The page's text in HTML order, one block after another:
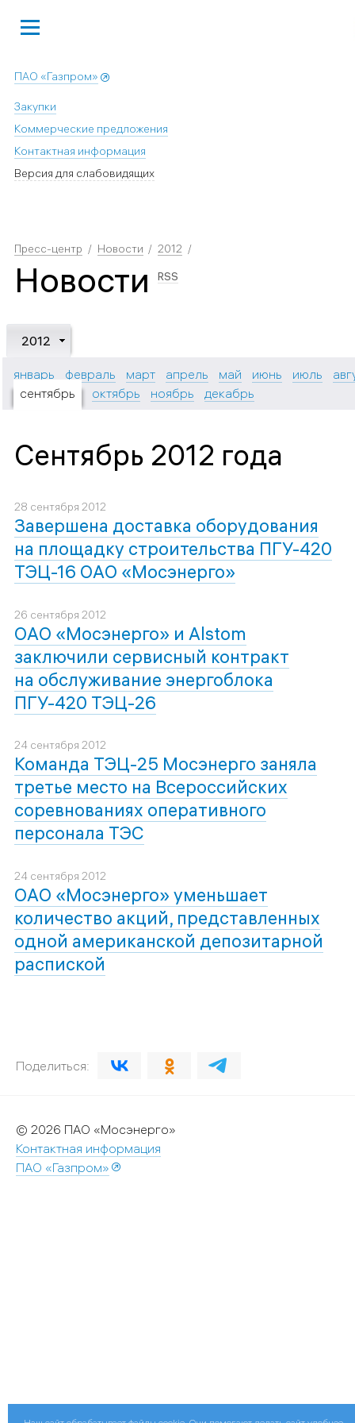
ПАО «Газпром»
Закупки
Коммерческие предложения
Контактная информация
Версия для слабовидящих
Пресс-центр Новости 2012
Новости RSS
2012
январь февраль март апрель май июнь июль
сентябрь
октябрь ноябрь декабрь
Сентябрь 2012 года
28 сентября 2012
Завершена доставка оборудования
на площадку строительства ПГУ-420
ТЭЦ-16 ОАО «Мосэнерго»
26 сентября 2012
ОАО «Мосэнерго» и Alstom
заключили сервисный контракт
на обслуживание энергоблока
ПГУ-420 ТЭЦ-26
24 сентября 2012
Команда ТЭЦ-25 Мосэнерго заняла
третье место на Всероссийских
соревнованиях оперативного
персонала ТЭС
24 сентября 2012
ОАО «Мосэнерго» уменьшает
количество акций, представленных
одной американской депозитарной
распиской
Поделиться:
© 2026 ПАО «Мосэнерго»
Контактная информация
ПАО «Газпром»